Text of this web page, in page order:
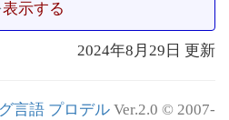
表示する
2024年8月29日 更新
言語 プロデル Ver.2.0 © 2007-